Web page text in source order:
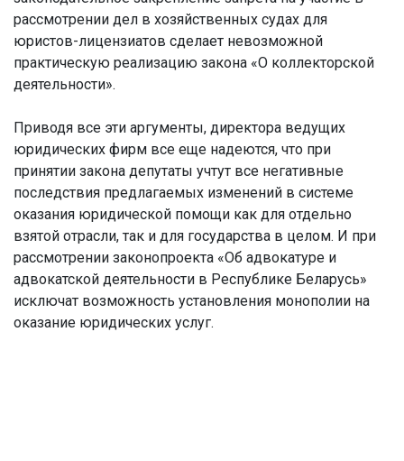
рассмотрении дел в хозяйственных судах для
юристов-лицензиатов сделает невозможной
практическую реализацию закона «О коллекторской
деятельности».
Приводя все эти аргументы, директора ведущих
юридических фирм все еще надеются, что при
принятии закона депутаты учтут все негативные
последствия предлагаемых изменений в системе
оказания юридической помощи как для отдельно
взятой отрасли, так и для государства в целом. И при
рассмотрении законопроекта «Об адвокатуре и
адвокатской деятельности в Республике Беларусь»
исключат возможность установления монополии на
оказание юридических услуг.